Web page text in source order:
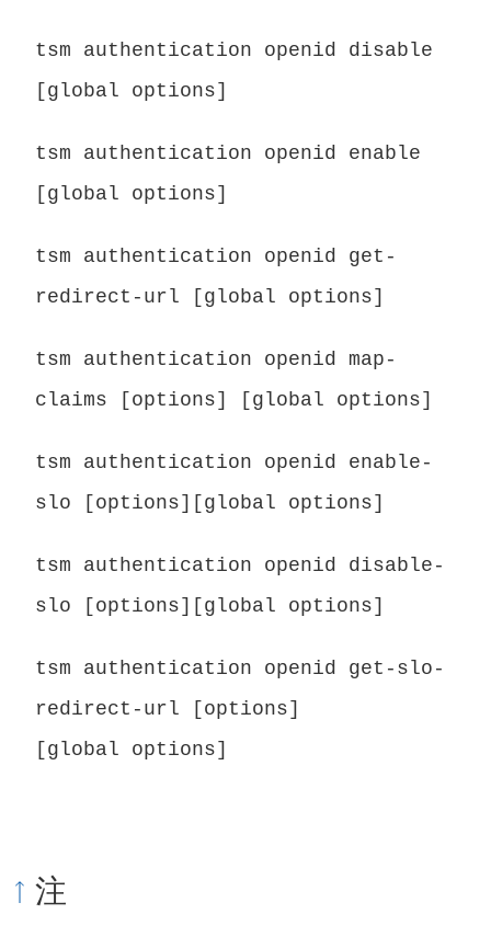
tsm authentication openid disable
[global options]
tsm authentication openid enable
[global options]
tsm authentication openid get-
redirect-url [global options]
tsm authentication openid map-
claims [options] [global options]
tsm authentication openid enable-
slo [options][global options]
tsm authentication openid disable-
slo [options][global options]
tsm authentication openid get-slo-
redirect-url [options]
[global options]
注